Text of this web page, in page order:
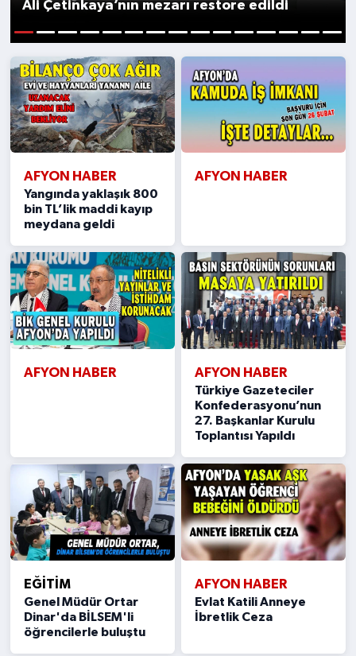
Ali Çetinkaya’nın mezarı restore edildi
AFYON HABER
Yangında yaklaşık 800
bin TL’lik maddi kayıp
meydana geldi
AFYON HABER
AFYON HABER AFYON HABER
Türkiye Gazeteciler
Konfederasyonu’nun
27. Başkanlar Kurulu
Toplantısı Yapıldı
EĞITIM
Genel Müdür Ortar
Dinar'da BİLSEM'li
öğrencilerle buluştu
AFYON HABER
Evlat Katili Anneye
İbretlik Ceza
Kültür - Sanat
Yaşam